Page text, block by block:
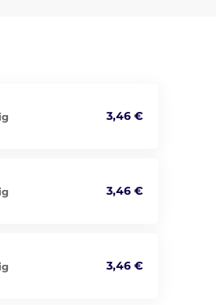
3,46 €
3,46 €
3,46 €